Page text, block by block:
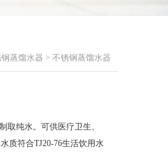
蒸馏水器 > 不锈钢蒸馏水器
取纯水。可供医疗卫生、
质符合TJ20-76生活饮用水